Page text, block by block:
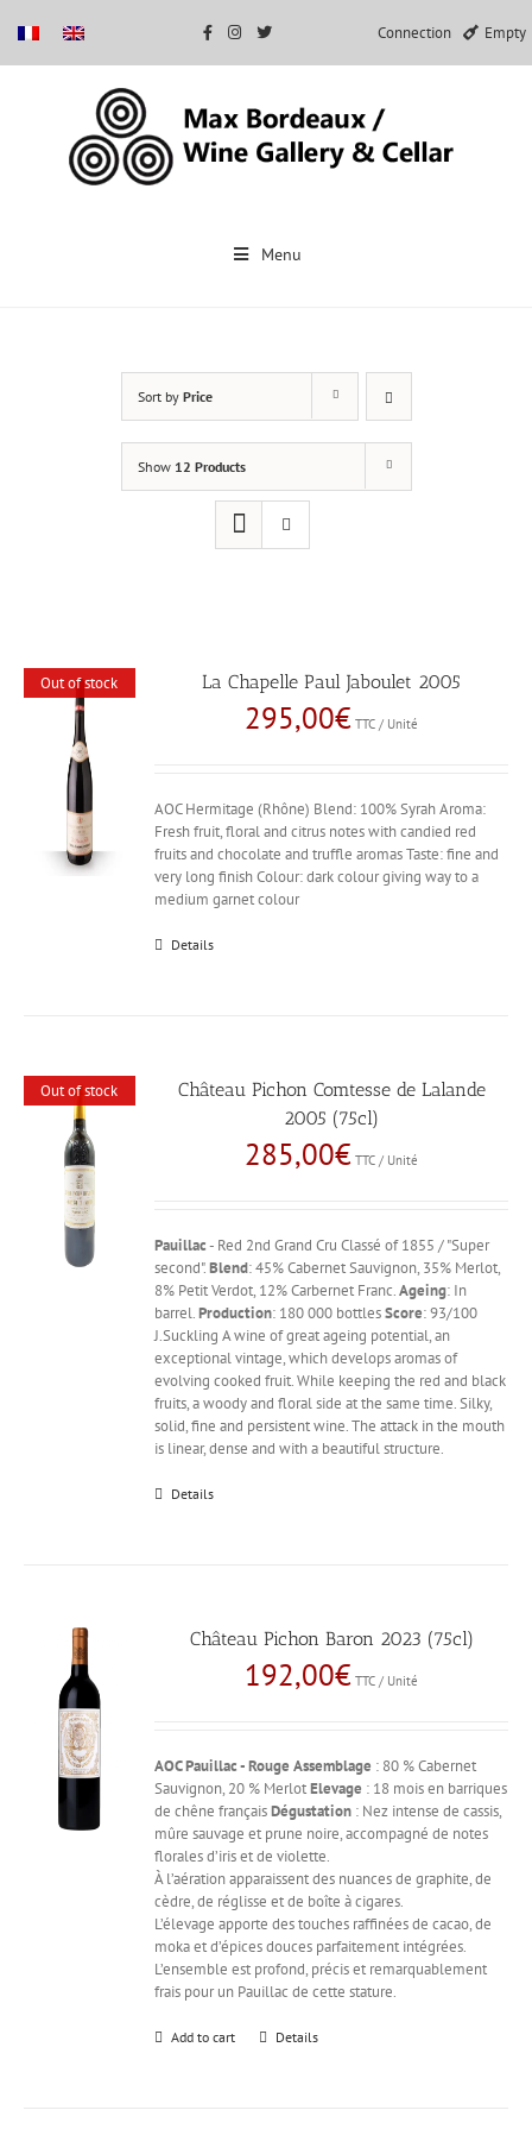
Connection Empty
Menu
Sort by Price
Show 12 Products
Out of stock La Chapelle Paul Jaboulet 2005
295,00€ TTC / Unité
AOC Hermitage (Rhône) Blend: 100% Syrah Aroma:
Fresh fruit, floral and citrus notes with candied red
fruits and chocolate and truffle aromas Taste: fine and
very long finish Colour: dark colour giving way to a
medium garnet colour
Details
Out of stock
Château Pichon Comtesse de Lalande
2005 (75cl)
285,00€ TTC / Unité
Pauillac- Red 2nd Grand Cru Classé of 1855 / "Super
second".Blend: 45% Cabernet Sauvignon, 35% Merlot,
8% Petit Verdot, 12% Carbernet Franc.Ageing: In
barrel.Production: 180 000 bottlesScore: 93/100
J.Suckling A wine of great ageing potential, an
exceptional vintage, which develops aromas of
evolving cooked fruit. While keeping the red and black
fruits, a woody and floral side at the same time. Silky,
solid, fine and persistent wine. The attack in the mouth
is linear, dense and with a beautiful structure.
Details
Château Pichon Baron 2023 (75cl)
192,00€ TTC / Unité
AOC Pauillac - Rouge Assemblage : 80 % Cabernet
Sauvignon, 20 % MerlotElevage : 18 mois en barriques
de chêne françaisDégustation : Nez intense de cassis,
mûre sauvage et prune noire, accompagné de notes
florales d’iris et de violette.
À l’aération apparaissent des nuances de graphite, de
cèdre, de réglisse et de boîte à cigares.
L’élevage apporte des touches raffinées de cacao, de
moka et d’épices douces parfaitement intégrées.
L’ensemble est profond, précis et remarquablement
frais pour un Pauillac de cette stature.
Add to cart Details